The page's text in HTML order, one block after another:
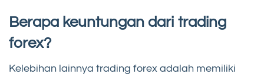
Berapa keuntungan dari trading
forex?
Kelebihan lainnya trading forex adalah memiliki